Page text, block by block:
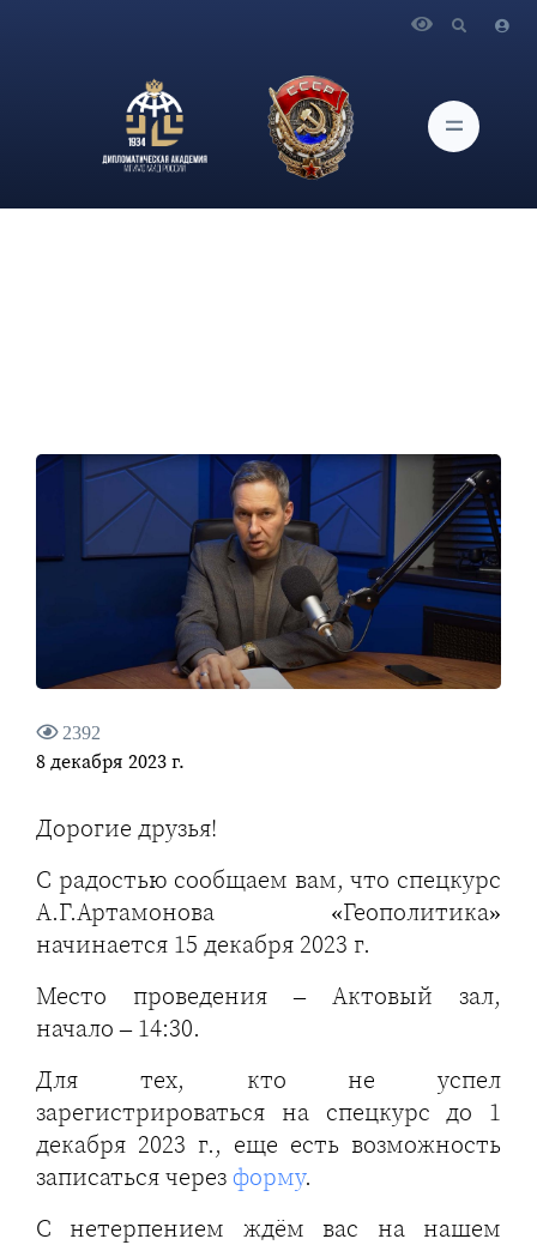
2392
8 декабря 2023 г.
Дорогие друзья!
С радостью сообщаем вам, что спецкурс
А.Г.Артамонова «Геополитика»
начинается 15 декабря 2023 г.
Место проведения – Актовый зал,
начало – 14:30.
Для тех, кто не успел
зарегистрироваться на спецкурс до 1
декабря 2023 г., еще есть возможность
записаться через форму.
С нетерпением ждём вас на нашем